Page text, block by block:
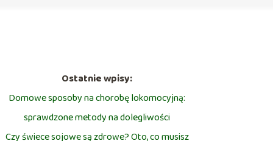
Ostatnie wpisy:
Domowe sposoby na chorobę lokomocyjną:
sprawdzone metody na dolegliwości
Czy świece sojowe są zdrowe? Oto, co musisz